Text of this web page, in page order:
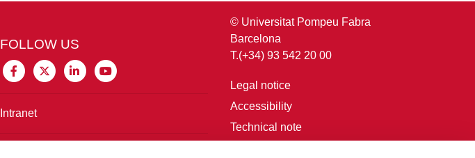
FOLLOW US
Intranet
© Universitat Pompeu Fabra
Barcelona
T.(+34) 93 542 20 00
Legal notice
Accessibility
Technical note